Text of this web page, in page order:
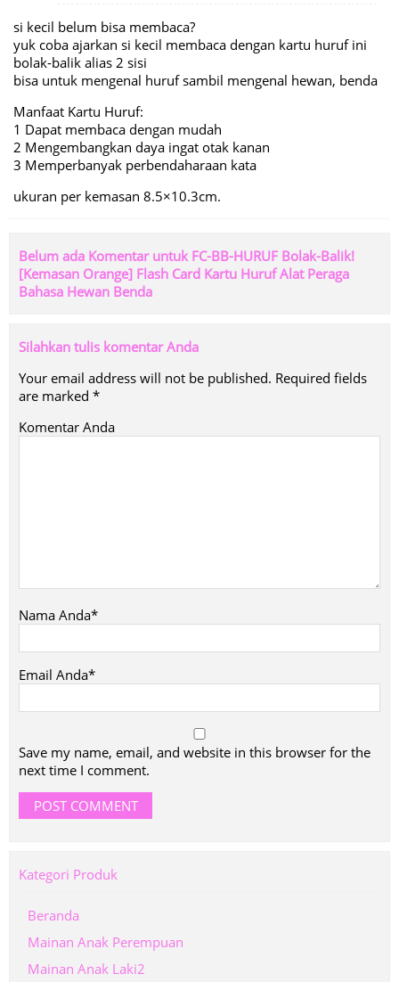
si kecil belum bisa membaca?
yuk coba ajarkan si kecil membaca dengan kartu huruf ini
bolak-balik alias 2 sisi
bisa untuk mengenal huruf sambil mengenal hewan, benda
Manfaat Kartu Huruf:
1 Dapat membaca dengan mudah
2 Mengembangkan daya ingat otak kanan
3 Memperbanyak perbendaharaan kata
ukuran per kemasan 8.5×10.3cm.
Belum ada Komentar untuk FC-BB-HURUF Bolak-Balik!
[Kemasan Orange] Flash Card Kartu Huruf Alat Peraga
Bahasa Hewan Benda
Silahkan tulis komentar Anda
Your email address will not be published. Required fields
are marked *
Komentar Anda
Nama Anda*
Email Anda*
Save my name, email, and website in this browser for the
next time I comment.
Kategori Produk
Beranda
Mainan Anak Perempuan
Mainan Anak Laki2